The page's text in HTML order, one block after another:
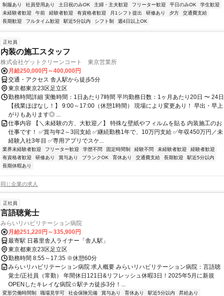
制服あり 社員登用あり 土日祝のみOK 主婦・主夫歓迎 フリーター歓迎 平日のみOK
学生歓迎
未経験者歓迎
午前 経験者歓迎 有資格者歓迎 月1シフト提出 研修あり 夕方
交通費支給
長期歓迎
フルタイム歓迎 駅近5分以内 シフト制 週4日以上OK
正社員
内装の施工スタッフ
株式会社ゲットクリーンコート 東京営業所
月給250,000円～400,000円
交通・アクセス 舎人駅から徒歩5分
東京都東京23区足立区
勤務時間詳細 実働時間：1日あたり7時間 平均勤務日数：1ヶ月あたり20日 〜 24日
【残業ほぼなし！】 9:00～17:00（休憩1時間） 現場により変更あり！ 早出・早上
がりもあります◎ ...
仕事内容 【＼未経験の方、大歓迎／】 特殊な壁紙やフィルムを貼る 内装施工のお
仕事です！ ✅賞与年2～3回支給 ✅継続勤務1年で、10万円支給 ✅年収450万円／未
経験入社3年目 ✅専用アプリでスケ...
業界未経験者歓迎 フリーター歓迎 学歴不問 固定時間制 経験不問 未経験者歓迎
経験者歓迎
有資格者歓迎
研修あり 賞与あり ブランクOK 育休あり 交通費支給 長期歓迎
駅近5分以内
長期休暇あり
同じ企業の求人
正社員
言語聴覚士
みらいリハビリテーション病院
月給251,220円～335,900円
最寄駅 日暮里舎人ライナー「舎人駅」
東京都東京23区足立区
勤務時間 8:55～17:35 ※休憩60分
みらいリハビリテーション病院 求人概要 みらいリハビリテーション病院：言語聴
覚士/正社員（常勤） 年間休日121日&リフレッシュ休暇3日！2025年5月に新規
OPENしたキレイな病院☆駅チカ徒歩3分！...
変形労働時間制 職場見学可 社会保険完備 賞与あり 育休あり 駅近5分以内
昇給あり